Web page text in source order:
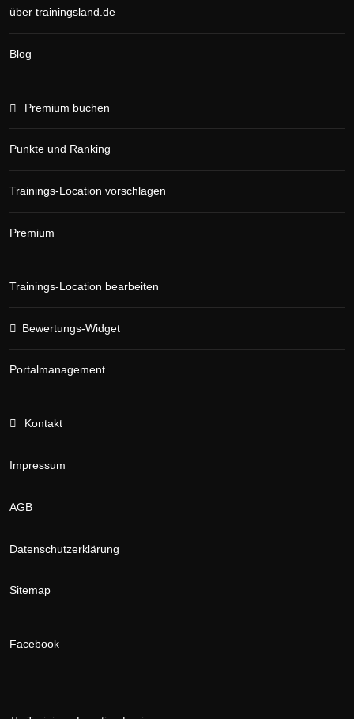
über trainingsland.de
Blog
Premium buchen
Punkte und Ranking
Trainings-Location vorschlagen
Premium
Trainings-Location bearbeiten
Bewertungs-Widget
Portalmanagement
Kontakt
Impressum
AGB
Datenschutzerklärung
Sitemap
Facebook